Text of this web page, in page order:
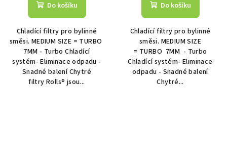
Do košíku
Chladící filtry pro bylinné
směsi. MEDIUM SIZE = TURBO
7MM - Turbo Chladící
systém- Eliminace odpadu -
Snadné balení Chytré
filtry Rolls® jsou...
Do košíku
Chladící filtry pro bylinné
směsi. MEDIUM SIZE
= TURBO 7MM - Turbo
Chladící systém- Eliminace
odpadu - Snadné balení
Chytré...